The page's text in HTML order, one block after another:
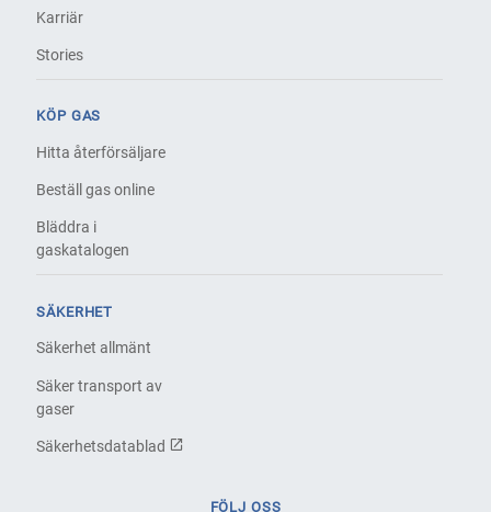
Karriär
Stories
KÖP GAS
Hitta återförsäljare
Beställ gas online
Bläddra i
gaskatalogen
SÄKERHET
Säkerhet allmänt
Säker transport av
gaser
Säkerhetsdatablad
FÖLJ OSS